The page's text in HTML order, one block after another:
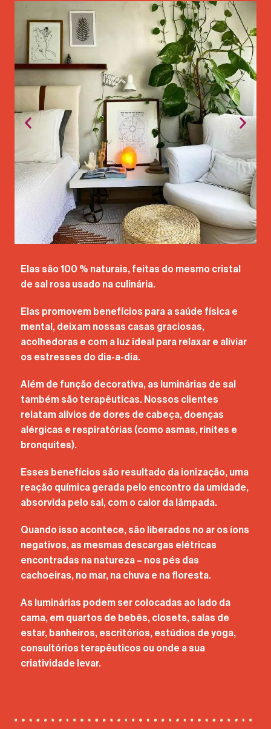
Elas são 100 % naturais, feitas do mesmo cristal
de sal rosa usado na culinária.
Elas promovem benefícios para a saúde física e
mental, deixam nossas casas graciosas,
acolhedoras e com a luz ideal para relaxar e aliviar
os estresses do dia-a-dia.
Além de função decorativa, as luminárias de sal
também são terapêuticas. Nossos clientes
relatam alívios de dores de cabeça, doenças
alérgicas e respiratórias (como asmas, rinites e
bronquites).
Esses benefícios são resultado da ionização, uma
reação química gerada pelo encontro da umidade,
absorvida pelo sal, com o calor da lâmpada.
Quando isso acontece, são liberados no ar os íons
negativos, as mesmas descargas elétricas
encontradas na natureza – nos pés das
cachoeiras, no mar, na chuva e na floresta.
As luminárias podem ser colocadas ao lado da
cama, em quartos de bebês, closets, salas de
estar, banheiros, escritórios, estúdios de yoga,
consultórios terapêuticos ou onde a sua
criatividade levar.